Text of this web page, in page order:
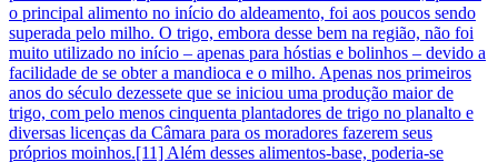
o principal alimento no início do aldeamento, foi aos poucos sendo
superada pelo milho. O trigo, embora desse bem na região, não foi
muito utilizado no início – apenas para hóstias e bolinhos – devido a
facilidade de se obter a mandioca e o milho. Apenas nos primeiros
anos do século dezessete que se iniciou uma produção maior de
trigo, com pelo menos cinquenta plantadores de trigo no planalto e
diversas licenças da Câmara para os moradores fazerem seus
próprios moinhos.[11] Além desses alimentos-base, poderia-se